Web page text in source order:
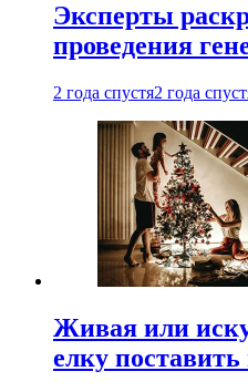
Эксперты
проведения
2 года спустя2 года
Живая или
елку